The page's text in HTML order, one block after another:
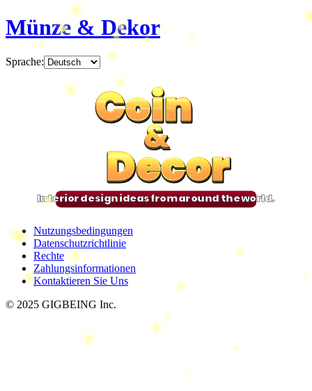
Münze & Dekor
Sprache:
Coin
&
Decor
Coin
&
Decor
Coin
&
Decor
Coin
&
Decor
Interior design ideas from around the world.
Nutzungsbedingungen
Datenschutzrichtlinie
Rechte
Zahlungsinformationen
Kontaktieren Sie Uns
© 2025 GIGBEING Inc.